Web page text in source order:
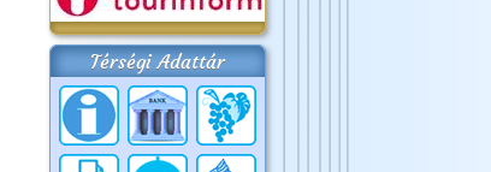
Térségi Adattár